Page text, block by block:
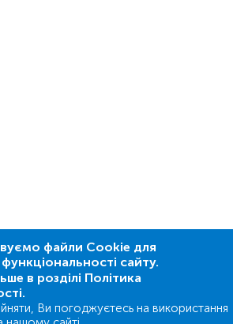
файли Cookie для
сайту.
в розділі Політика
Ви погоджуєтесь на використання